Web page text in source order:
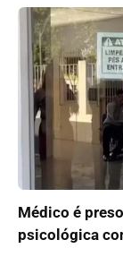
Médico é
psicológica